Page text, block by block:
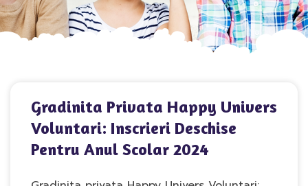
Gradinita Privata Happy Univers
Voluntari: Inscrieri Deschise
Pentru Anul Scolar 2024